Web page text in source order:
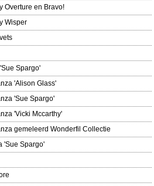
Overture en Bravo!
Wisper
Spargo'
'Alison Glass'
'Sue Spargo'
'Vicki Mccarthy'
gemeleerd Wonderfil Collectie
'Sue Spargo'